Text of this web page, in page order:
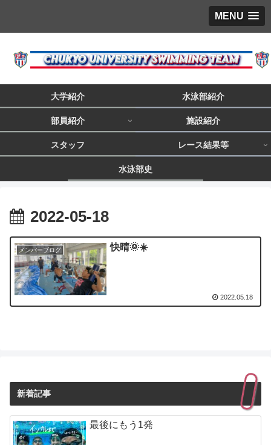
MENU
大学紹介 水泳部紹介
部員紹介 施設紹介
スタッフ レース結果等
水泳部史
2022-05-18
メンバーブログ 快晴🌞☀️
2022.05.18
新着記事
最後にもう1発